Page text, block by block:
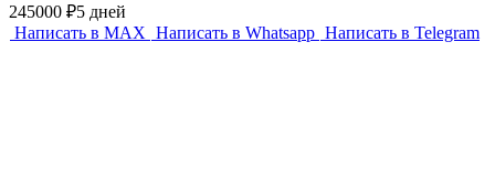
245000 ₽5 дней
Написать в MAX Написать в Whatsapp Написать в Telegram